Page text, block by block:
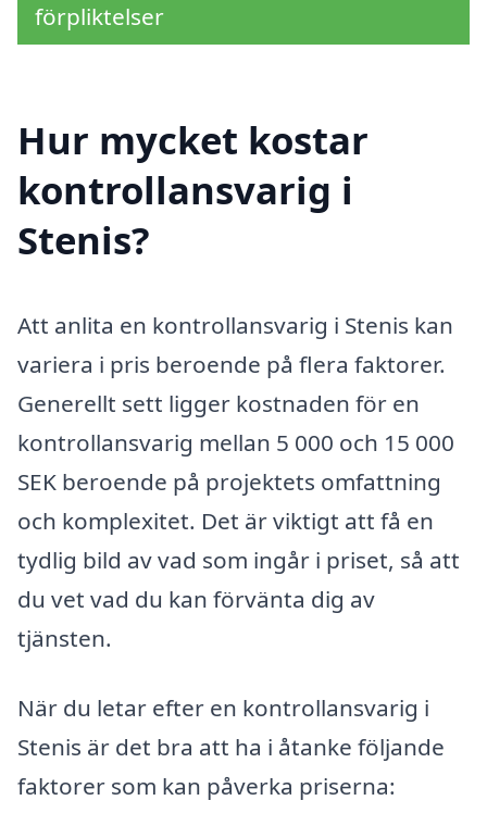
förpliktelser
Hur mycket kostar
kontrollansvarig i
Stenis?
Att anlita en kontrollansvarig i Stenis kan
variera i pris beroende på flera faktorer.
Generellt sett ligger kostnaden för en
kontrollansvarig mellan 5 000 och 15 000
SEK beroende på projektets omfattning
och komplexitet. Det är viktigt att få en
tydlig bild av vad som ingår i priset, så att
du vet vad du kan förvänta dig av
tjänsten.
När du letar efter en kontrollansvarig i
Stenis är det bra att ha i åtanke följande
faktorer som kan påverka priserna: